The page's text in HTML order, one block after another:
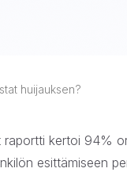
huijauksen?
kertoi 94%
esittämiseen